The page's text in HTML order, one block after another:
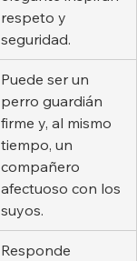
respeto y
seguridad.
Puede ser un
perro guardián
firme y, al mismo
tiempo, un
compañero
afectuoso con los
suyos.
Responde